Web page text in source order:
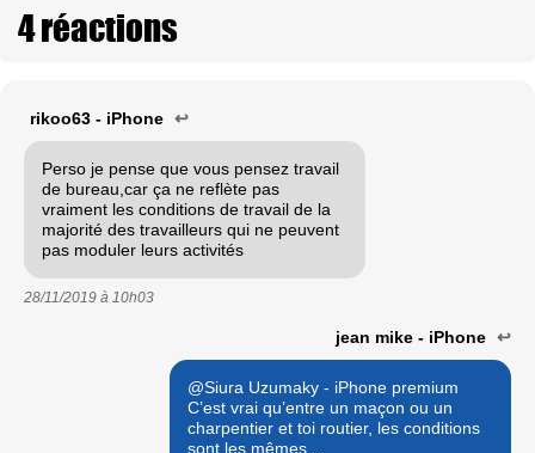
4 réactions
rikoo63 - iPhone ↩
Perso je pense que vous pensez travail
de bureau,car ça ne reflète pas
vraiment les conditions de travail de la
majorité des travailleurs qui ne peuvent
pas moduler leurs activités
28/11/2019 à 10h03
jean mike - iPhone ↩
@Siura Uzumaky - iPhone premium
C’est vrai qu’entre un maçon ou un
charpentier et toi routier, les conditions
sont les mêmes....